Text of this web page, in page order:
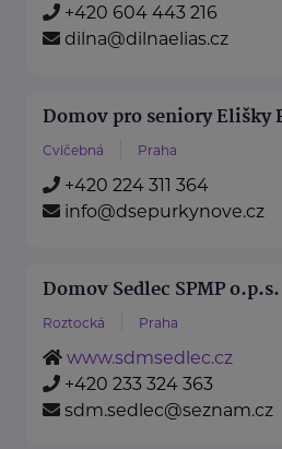
+420 604 443 216
dilna@dilnaelias.cz
Domov pro seniory Elišky
Cvičebná Praha
+420 224 311 364
info@dsepurkynove.cz
Domov Sedlec SPMP o.p.s.
Roztocká Praha
www.sdmsedlec.cz
+420 233 324 363
sdm.sedlec@seznam.cz